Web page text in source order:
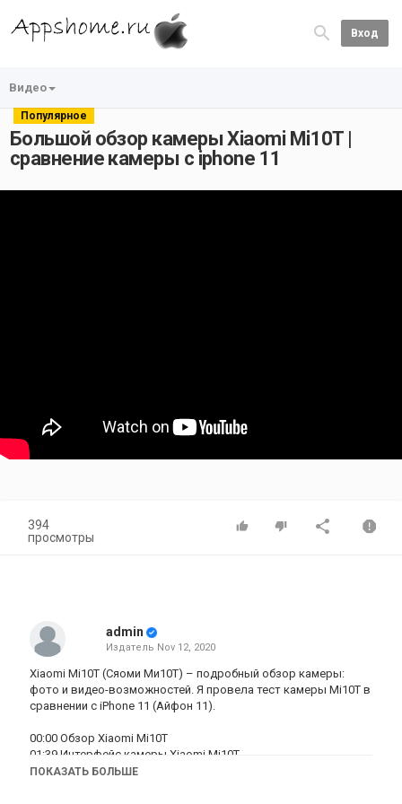
Вход
Видео
Популярное
Большой обзор камеры Xiaomi Mi10T |
сравнение камеры с iphone 11
394
просмотры
admin
Издатель Nov 12, 2020
Xiaomi Mi10T (Сяоми Ми10T) – подробный обзор камеры:
фото и видео-возможностей. Я провела тест камеры Mi10T в
сравнении с iPhone 11 (Айфон 11).
00:00 Обзор Xiaomi Mi10T
01:39 Интерфейс камеры Xiaomi Mi10T
08:17 Основная камера день
ПОКАЗАТЬ БОЛЬШЕ